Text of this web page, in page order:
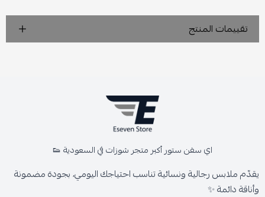
تقييمات المنتج
اي سفن ستور أكبر متجر شوزات في السعودية 👟
يقدّم ملابس رجالية ونسائية تناسب احتياجك اليومي، بجودة مضمونة
وأناقة دائمة ✨